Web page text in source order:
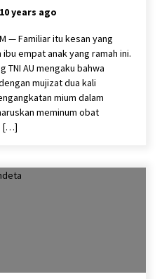
years ago
— Familiar itu kesan yang
empat anak yang ramah ini.
TNI AU mengaku bahwa
mujizat dua kali
mium dalam
meminum obat
[…]